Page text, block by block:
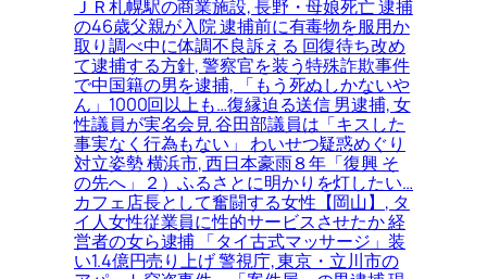
ＪＲ札幌駅の商業施設, 長野・母娘死亡 逮捕
の46歳父親が入院 逮捕前に有毒物を服用か
取り調べ中に体調不良訴える 回復待ち改め
て逮捕する方針, 警察官を装う特殊詐欺事件
で中国籍の男を逮捕, 「もう死ぬしかないや
ん」1000回以上も…復縁迫る送信 男逮捕, 女
性議員が実名会見 谷田部議員は「キスした
事実なく行為もない」 わいせつ疑惑めぐり
対立姿勢 横浜市, 西日本豪雨８年「復興 そ
の先へ」２）ふるさとに明かりを灯したい…
カフェ店長として奮闘する女性【岡山】, タ
イ人女性従業員に性的サービスさせたか 経
営者の女ら逮捕 「タイ古式マッサージ」装
い1.4億円売り上げ 警視庁, 東京・立川市の